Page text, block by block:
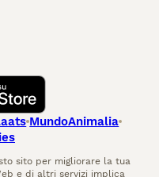
MundoAnimalia
sito per migliorare la tua
e di altri servizi implica